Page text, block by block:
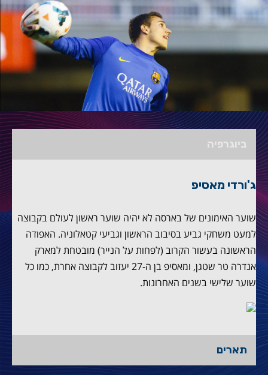
ביוגרפיה
ג'ורדי מאסיפ
שוער האימונים של בארסה לא יהיה שוער ראשון לעולם בקבוצה
למעט משחקי גביע בסיבוב הראשון וגביעי קטאלוניה. האפודה
הראשונה בעשור הקרוב (לפחות על הנייר) מובטחת למארק
אנדרה טר שטגן, ומאסיפ בן ה-27 יעזוב לקבוצה אחרת, כמו כל
שוער שלישי בשנים האחרונות.
תארים